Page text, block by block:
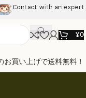
Contact with an expert
¥0
お買い上げで送料無料！